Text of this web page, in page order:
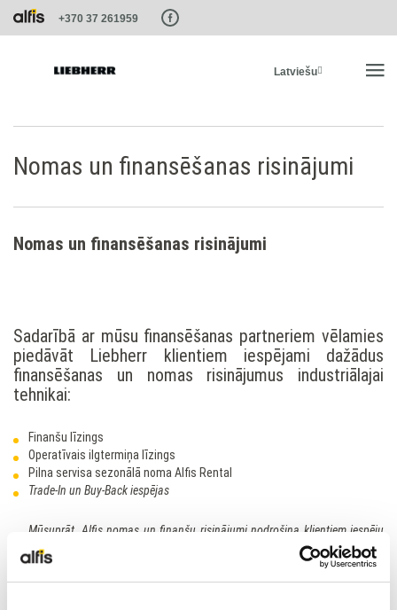
Paste this code as high in the of the page as possible:
+370 37 261959
Latviešu
PAKALPOJUMI UN RISINĀJUMI
LIEBHERR-SHOP
KARJERAS IESPĒJAS
Nomas un finansēšanas risinājumi
Nomas un finansēšanas risinājumi
Sadarībā ar mūsu finansēšanas partneriem vēlamies
piedāvāt Liebherr klientiem iespējami dažādus
finansēšanas un nomas risinājumus industriālajai
tehnikai:
Finanšu līzings
Operatīvais ilgtermiņa līzings
Pilna servisa sezonālā noma Alfis Rental
Trade-In un Buy-Backiespējas
Mūsuprāt, Alfis nomas un finanšu risinājumi nodrošina klientiem iespēju
lietot Liebherr industriālo tehniku, kad vien tā ir nepieciešama. Pilna
servisa gadījumā nomas maksa sedz gan tehnikas nomu, gan arī